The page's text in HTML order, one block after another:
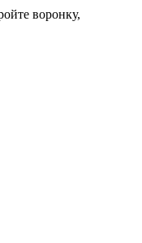
воронку,